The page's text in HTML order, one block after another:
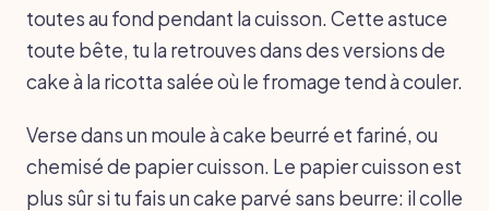
toutes au fond pendant la cuisson. Cette astuce
toute bête, tu la retrouves dans des versions de
cake à la ricotta salée où le fromage tend à couler.
Verse dans un moule à cake beurré et fariné, ou
chemisé de papier cuisson. Le papier cuisson est
plus sûr si tu fais un cake parvé sans beurre: il colle